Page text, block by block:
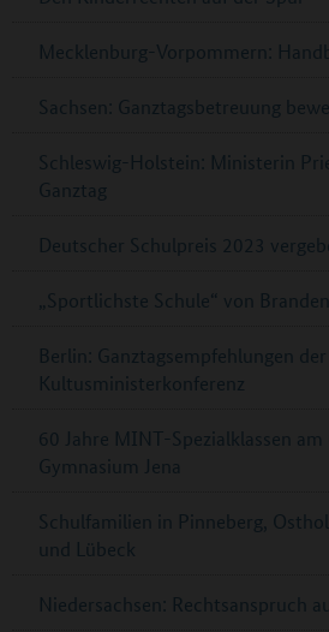
Mecklenburg-Vorpommern:
Sachsen: Ganztagsbetreuung
Schleswig-Holstein: Ministerin
Ganztag
Deutscher Schulpreis 2023
„Sportlichste Schule“ von
Berlin: Ganztagsempfehlungen der
Kultusministerkonferenz
60 Jahre MINT-Spezialklassen am
Gymnasium Jena
Schulfamilien in Pinneberg,
und Lübeck
Niedersachsen: Rechtsanspruch